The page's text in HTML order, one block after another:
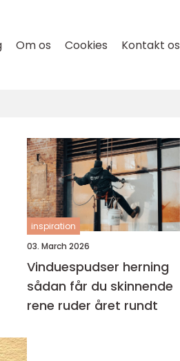
Om os Cookies Kontakt os
inspiration
03. March 2026
Vinduespudser herning
sådan får du skinnende
rene ruder året rundt